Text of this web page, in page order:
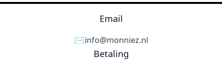
Email
✉️info@monniez.nl
Betaling